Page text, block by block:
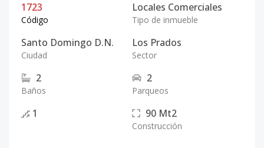
1723
Código
Locales Comerciales
Tipo de inmueble
Santo Domingo D.N.
Ciudad
Los Prados
Sector
2
Baños
2
Parqueos
1 90 Mt2
Construcción